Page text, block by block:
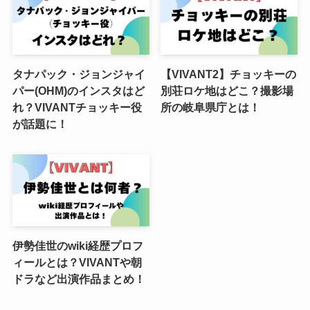
タナパック・ジョンジャイ
パー(OHM)のインスタはど
れ？VIVANTチョッキー役
が話題に！
【VIVANT2】チョッキーの
別荘ロケ地はどこ？撮影場
所の岐阜県庁とは！
伊勢佳世のwiki経歴プロフ
ィールとは？VIVANTや朝
ドラなど出演作品まとめ！